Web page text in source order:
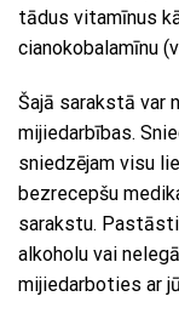
tādus vitamīnus
cianokobalamīnu
Šajā sarakstā var
mijiedarbības.
sniedzējam visu
bezrecepšu
sarakstu.
alkoholu vai
mijiedarboties ar